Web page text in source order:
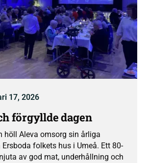
17, 2026
förgyllde dagen
höll Aleva omsorg sin årliga
folkets hus i Umeå. Ett 80-
av god mat, underhållning och